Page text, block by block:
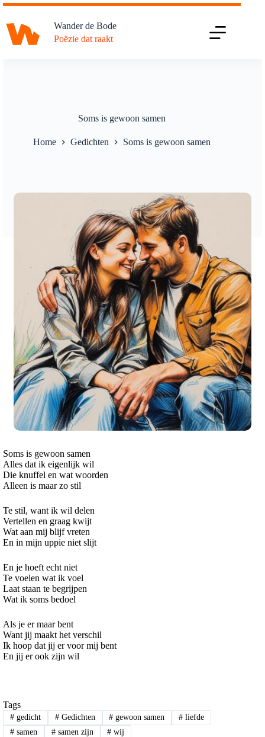
Ga
de
inhoud
Wander de Bode
Poëzie dat raakt
Soms is gewoon samen
Home Gedichten Soms is gewoon samen
Soms is gewoon samen
Alles dat ik eigenlijk wil
Die knuffel en wat woorden
Alleen is maar zo stil
Te stil, want ik wil delen
Vertellen en graag kwijt
Wat aan mij blijf vreten
En in mijn uppie niet slijt
En je hoeft echt niet
Te voelen wat ik voel
Laat staan te begrijpen
Wat ik soms bedoel
Als je er maar bent
Want jij maakt het verschil
Ik hoop dat jij er voor mij bent
En jij er ook zijn wil
Tags
#gedicht #Gedichten # gewoon samen # liefde
#samen #samen zijn # wij